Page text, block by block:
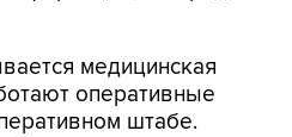
медицинская
оперативные
штабе.